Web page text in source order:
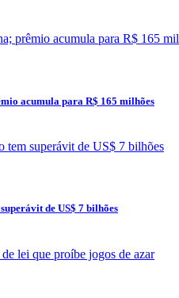
acumula para R$ 165 milhões
de US$ 7 bilhões